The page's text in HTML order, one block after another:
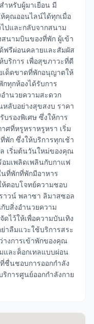
ำหรับผู้มาเยือน มี
ห้คุณออนไลน์ได้ทุกเมื่อ
ปและกลับจากสนาม
นามบินของที่พัก ผู้เข้า
ฟรีผ่อนคลายและสัมผัส
บริการ เพื่อสุขภาวะที่ดี
เด็ดขาดที่พักอนุญาตให้
ทุกห้องได้รับการ
ำนวยความสะดวก
ลับอย่างสุขสงบ ราคา
รองพิเศษ ซึ่งให้การ
ศที่หรูหราหรูหรา เริ่ม
พัก ซึ่งให้บริการทุกเช้า
เริ่มต้นวันใหม่ของคุณ
มเพลิดเพลินกับกาแฟ
ที่พักที่พักมีอาหาร
ห้ตอบโจทย์ความชอบ
าวน์ พลาซา ลิมาสซอล
บสิ่งอำนวยความ
ไว้ให้เพื่อความบันเทิง
าลืมแวะใช้บริการสระ
างการเข้าพักของคุณ
และค็อกเทลแบบผ่อน
ชื่นชอบการออกกำลัง
การศูนย์ออกกำลังกาย